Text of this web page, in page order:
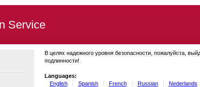
Service
В целях надежного уровня безопасности, пожалуйста,
подлинности!
Languages:
English
Spanish French Russian Nederlands